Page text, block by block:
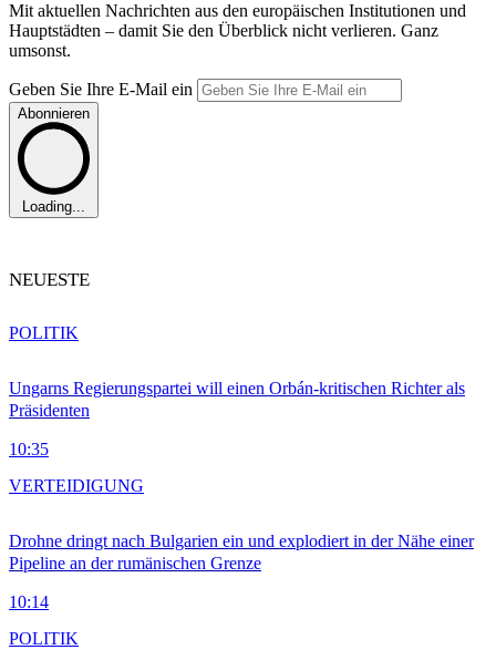
Mit aktuellen Nachrichten aus den europäischen Institutionen und
Hauptstädten – damit Sie den Überblick nicht verlieren. Ganz
umsonst.
Geben Sie Ihre E-Mail ein
Abonnieren
Loading...
NEUESTE
Ungarns Regierungspartei will einen Orbán-kritischen Richter als
Präsidenten
10:35
POLITIK
Drohne dringt nach Bulgarien ein und explodiert in der Nähe einer
Pipeline an der rumänischen Grenze
10:14
VERTEIDIGUNG
POLITIK